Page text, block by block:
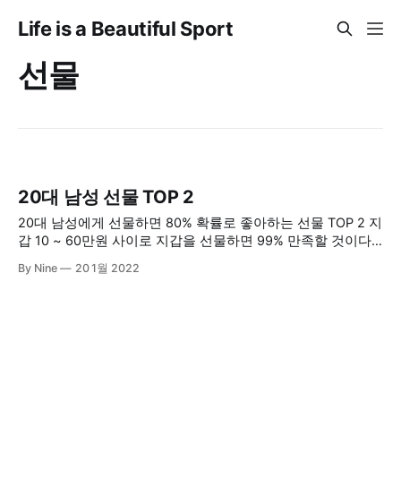
Life is a Beautiful Sport
선물
20대 남성 선물 TOP 2
20대 남성에게 선물하면 80% 확률로 좋아하는 선물 TOP 2 지
갑 10 ~ 60만원 사이로 지갑을 선물하면 99% 만족할 것이다.
쓰는지 알고 선물하는 것이 좋다. 금액은 관계의 깊이에 맞게
By Nine 20 1월 2022